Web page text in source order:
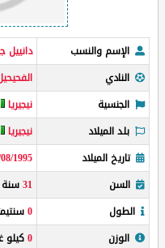
الإسم والنسب دانييل
النادي
الجنسية
نيجيريا
بلد الميلاد
نيجيريا
تاريخ الميلاد
1995
السن
31سنة
الطول
0
الوزن
0كيلو